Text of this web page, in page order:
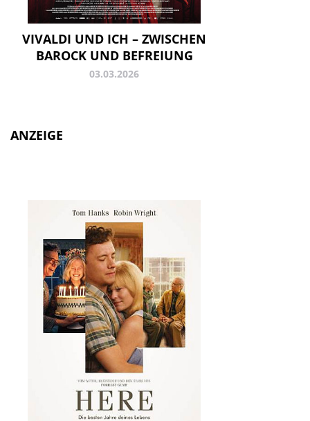
VIVALDI UND ICH – ZWISCHEN
BAROCK UND BEFREIUNG
03.03.2026
ANZEIGE